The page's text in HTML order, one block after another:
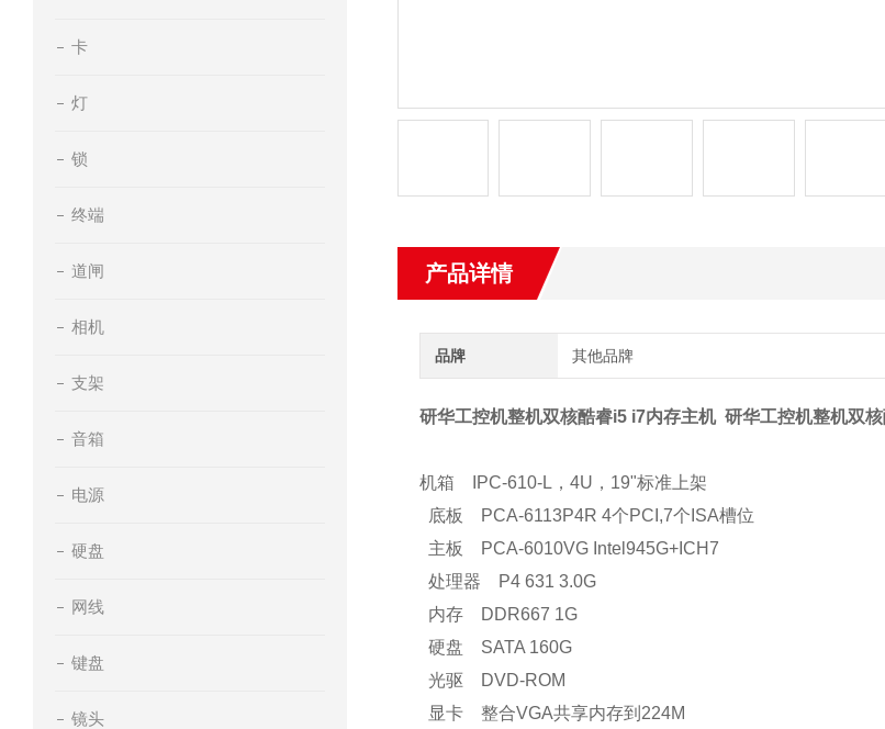
卡
灯
锁
终端
道闸
相机
支架
音箱
电源
硬盘
网线
键盘
镜头
产品详情
品牌 其他品牌
研华工控机整机双核酷睿i5 i7内存主机 研华工控机整机双
机箱 IPC-610-L，4U，19"标准上架
底板 PCA-6113P4R 4个PCI,7个ISA槽位
主板 PCA-6010VG Intel945G+ICH7
处理器 P4 631 3.0G
内存 DDR667 1G
硬盘 SATA 160G
光驱 DVD-ROM
显卡 整合VGA共享内存到224M